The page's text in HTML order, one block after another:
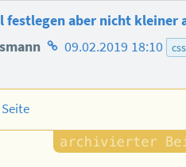
festlegen aber nicht kleiner
Homepage
Autors
09.02.2019 18:10 css